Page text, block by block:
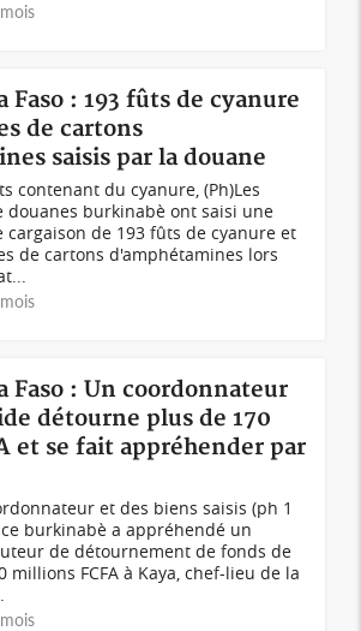
Faso : 193 fûts de cyanure
de cartons
saisis par la douane
contenant du cyanure, (Ph)Les
douanes burkinabè ont saisi une
cargaison de 193 fûts de cyanure et
de cartons d'amphétamines lors
Faso : Un coordonnateur
détourne plus de 170
et se fait appréhender par
et des biens saisis (ph 1
burkinabè a appréhendé un
de détournement de fonds de
millions FCFA à Kaya, chef-lieu de la